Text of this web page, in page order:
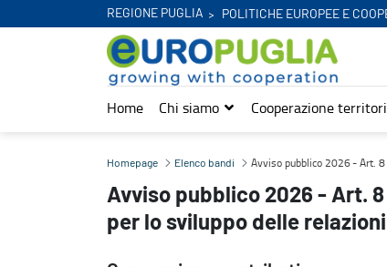
REGIONE PUGLIA POLITICHE EUROPEE E
Home Chi siamo Cooperazione
Avviso pubblico 2026 - Art. 8 L.R. 12/2005 “Iniziative per la
Homepage Elenco bandi Avviso pubblico 2026 - Art.
Avviso pubblico 2026 - Art.
per lo sviluppo delle